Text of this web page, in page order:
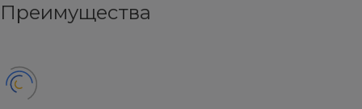
Преимущества